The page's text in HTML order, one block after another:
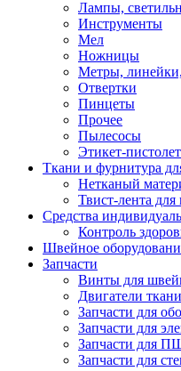
Лампы,
Инструменты
Мел
Ножницы
Метры,
Отвертки
Пинцеты
Прочее
Пылесосы
Этикет-
Ткани и фурнитура
Нетканый
Твист-лента для
Средства
Контроль
Швейное
Запчасти
Винты для
Двигатели
Запчасти для
Запчасти для
Запчасти для
Запчасти для